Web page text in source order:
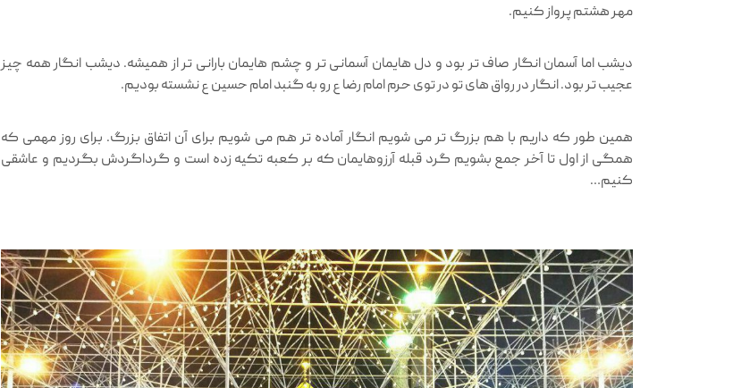
مهر هشتم پرواز کنیم.
دیشب اما آسمان انگار صاف تر بود و دل هایمان آسمانی تر و چشم هایمان بارانی تر از همیشه. دیشب انگار همه چیز
عجیب تر بود. انگار در رواق های تو در توی حرم امام رضا ع رو به گنبد امام حسین ع نشسته بودیم.
همین طور که داریم با هم بزرگ تر می شویم انگار آماده تر هم می شویم برای آن اتفاق بزرگ. برای روز مهمی که
همگی از اول تا آخر جمع بشویم گرد قبله آرزوهایمان که بر کعبه تکیه زده است و گرداگردش بگردیم و عاشقی
کنیم…